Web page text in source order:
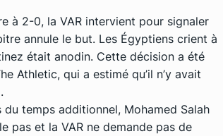
à 2-0, la VAR intervient pour signaler
annule le but. Les Égyptiens crient à
était anodin. Cette décision a été
Athletic, qui a estimé qu’il n’y avait
temps additionnel, Mohamed Salah
pas et la VAR ne demande pas de